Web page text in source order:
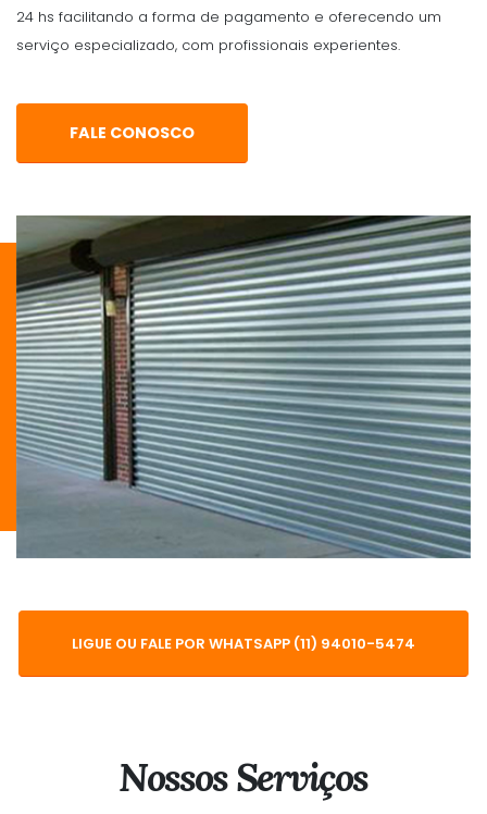
24 hs facilitando a forma de pagamento e oferecendo um
serviço especializado, com profissionais experientes.
FALE CONOSCO
LIGUE OU FALE POR WHATSAPP (11) 94010-5474
Nossos Serviços